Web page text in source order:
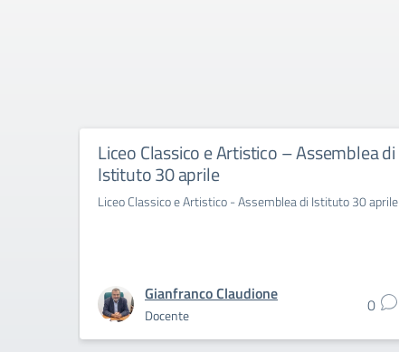
Liceo Classico e Artistico – Assemblea di
Istituto 30 aprile
Liceo Classico e Artistico - Assemblea di Istituto 30 aprile
Gianfranco Claudione
Docente 0